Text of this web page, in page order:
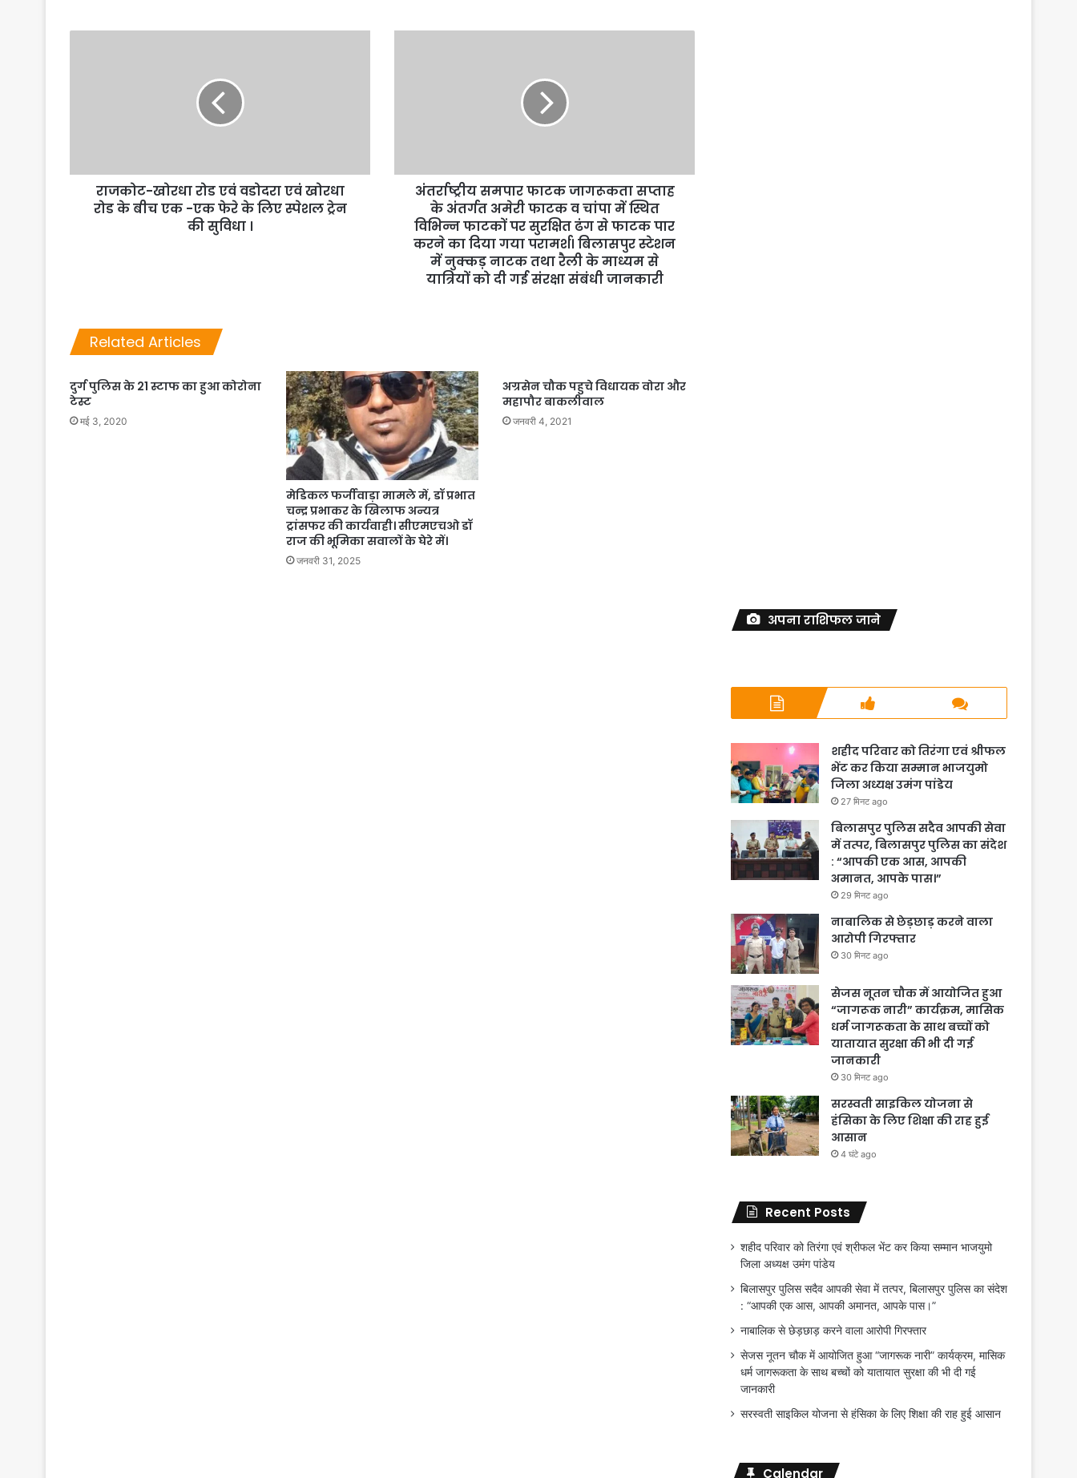
राजकोट-खोरधा रोड एवं वडोदरा एवं खोरधा
रोड के बीच एक -एक फेरे के लिए स्पेशल ट्रेन
की सुविधा ।
अंतर्राष्ट्रीय समपार फाटक जागरूकता सप्ताह
के अंतर्गत अमेरी फाटक व चांपा में स्थित
विभिन्न फाटकों पर सुरक्षित ढंग से फाटक पार
करने का दिया गया परामर्श। बिलासपुर स्टेशन
में नुक्कड़ नाटक तथा रैली के माध्यम से
यात्रियों को दी गई संरक्षा संबंधी जानकारी
Related Articles
दुर्ग पुलिस के 21 स्टाफ का हुआ कोरोना
टेस्ट
मई 3, 2020
मेडिकल फर्जीवाड़ा मामले में, डॉ प्रभात
चन्द्र प्रभाकर के खिलाफ अन्यत्र
ट्रांसफर की कार्यवाही। सीएमएचओ डॉ
राज की भूमिका सवालों के घेरे में।
जनवरी 31, 2025
अग्रसेन चौक पहुचे विधायक वोरा और
महापौर बाकलीवाल
जनवरी 4, 2021
अपना राशिफल जाने
शहीद परिवार को तिरंगा एवं श्रीफल
भेंट कर किया सम्मान भाजयुमो
जिला अध्यक्ष उमंग पांडेय
27 मिनट ago
बिलासपुर पुलिस सदैव आपकी सेवा
में तत्पर, बिलासपुर पुलिस का संदेश
: “आपकी एक आस, आपकी
अमानत, आपके पास।”
29 मिनट ago
नाबालिक से छेड़छाड़ करने वाला
आरोपी गिरफ्तार
30 मिनट ago
सेजस नूतन चौक में आयोजित हुआ
“जागरूक नारी” कार्यक्रम, मासिक
धर्म जागरूकता के साथ बच्चों को
यातायात सुरक्षा की भी दी गई
जानकारी
30 मिनट ago
सरस्वती साइकिल योजना से
हंसिका के लिए शिक्षा की राह हुई
आसान
4 घंटे ago
Recent Posts
शहीद परिवार को तिरंगा एवं श्रीफल भेंट कर किया सम्मान भाजयुमो
जिला अध्यक्ष उमंग पांडेय
बिलासपुर पुलिस सदैव आपकी सेवा में तत्पर, बिलासपुर पुलिस का संदेश
: “आपकी एक आस, आपकी अमानत, आपके पास।”
नाबालिक से छेड़छाड़ करने वाला आरोपी गिरफ्तार
सेजस नूतन चौक में आयोजित हुआ “जागरूक नारी” कार्यक्रम, मासिक
धर्म जागरूकता के साथ बच्चों को यातायात सुरक्षा की भी दी गई
जानकारी
सरस्वती साइकिल योजना से हंसिका के लिए शिक्षा की राह हुई आसान
Calendar